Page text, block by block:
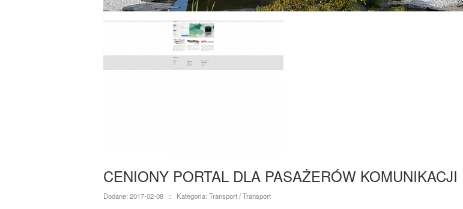
CENIONY PORTAL DLA PASAŻERÓW KOMUNIKACJI
Dodane: 2017-02-08 ::
Kategoria: Transport / Transport